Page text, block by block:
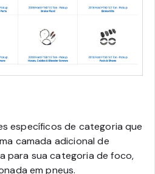
específicos de categoria que
camada adicional de
para sua categoria de foco,
em pneus.